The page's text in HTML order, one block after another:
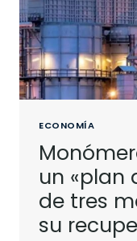
ECONOMÍA
un «plan
de tres
su